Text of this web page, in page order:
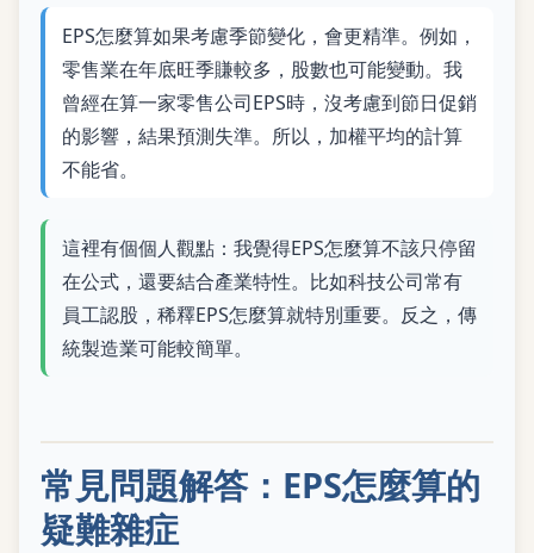
EPS怎麼算如果考慮季節變化，會更精準。例如，
零售業在年底旺季賺較多，股數也可能變動。我
曾經在算一家零售公司EPS時，沒考慮到節日促銷
的影響，結果預測失準。所以，加權平均的計算
不能省。
這裡有個個人觀點：我覺得EPS怎麼算不該只停留
在公式，還要結合產業特性。比如科技公司常有
員工認股，稀釋EPS怎麼算就特別重要。反之，傳
統製造業可能較簡單。
常見問題解答：EPS怎麼算的
疑難雜症